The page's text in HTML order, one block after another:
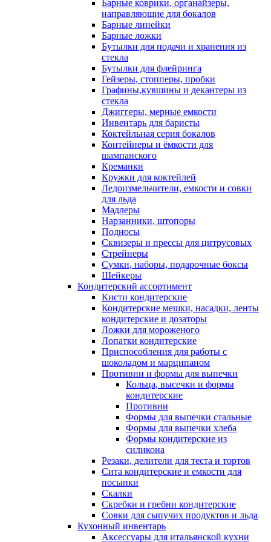
Барные коврики, органайзеры,
направляющие для бокалов
Барные линейки
Барные ложки
Бутылки для подачи и хранения из
стекла
Бутылки для флейринга
Гейзеры, стопперы, пробки
Графины,кувшины и декантеры из
стекла
Джиггеры, мерные емкости
Инвентарь для баристы
Коктейльная серия бокалов
Контейнеры и ёмкости для
шампанского
Креманки
Кружки для коктейлей
Ледоизмельчители, емкости и совки
для льда
Мадлеры
Нарзанники, штопоры
Подносы
Сквизеры и прессы для цитрусовых
Стрейнеры
Сумки, наборы, подарочные боксы
Шейкеры
Кондитерский ассортимент
Кисти кондитерские
Кондитерские мешки, насадки, ленты
кондитерские и дозаторы
Ложки для мороженого
Лопатки кондитерские
Приспособления для работы с
шоколадом и марципаном
Противни и формы для выпечки
Кольца, высечки и формы
кондитерские
Противни
Формы для выпечки стальные
Формы для выпечки хлеба
Формы кондитерские из
силикона
Резаки, делители для теста и тортов
Сита кондитерские и емкости для
посыпки
Скалки
Скребки и гребни кондитерские
Совки для сыпучих продуктов и льда
Кухонный инвентарь
Аксессуары для итальянской кухни